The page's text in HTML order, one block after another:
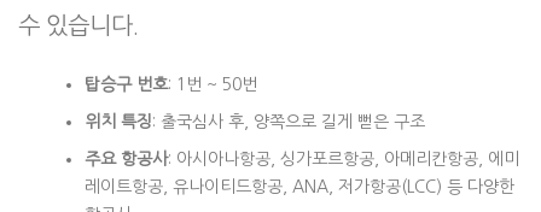
수 있습니다.
탑승구 번호: 1번 ~ 50번
위치 특징: 출국심사 후, 양쪽으로 길게 뻗은 구조
주요 항공사: 아시아나항공, 싱가포르항공, 아메리칸항공, 에미
레이트항공, 유나이티드항공, ANA, 저가항공(LCC) 등 다양한